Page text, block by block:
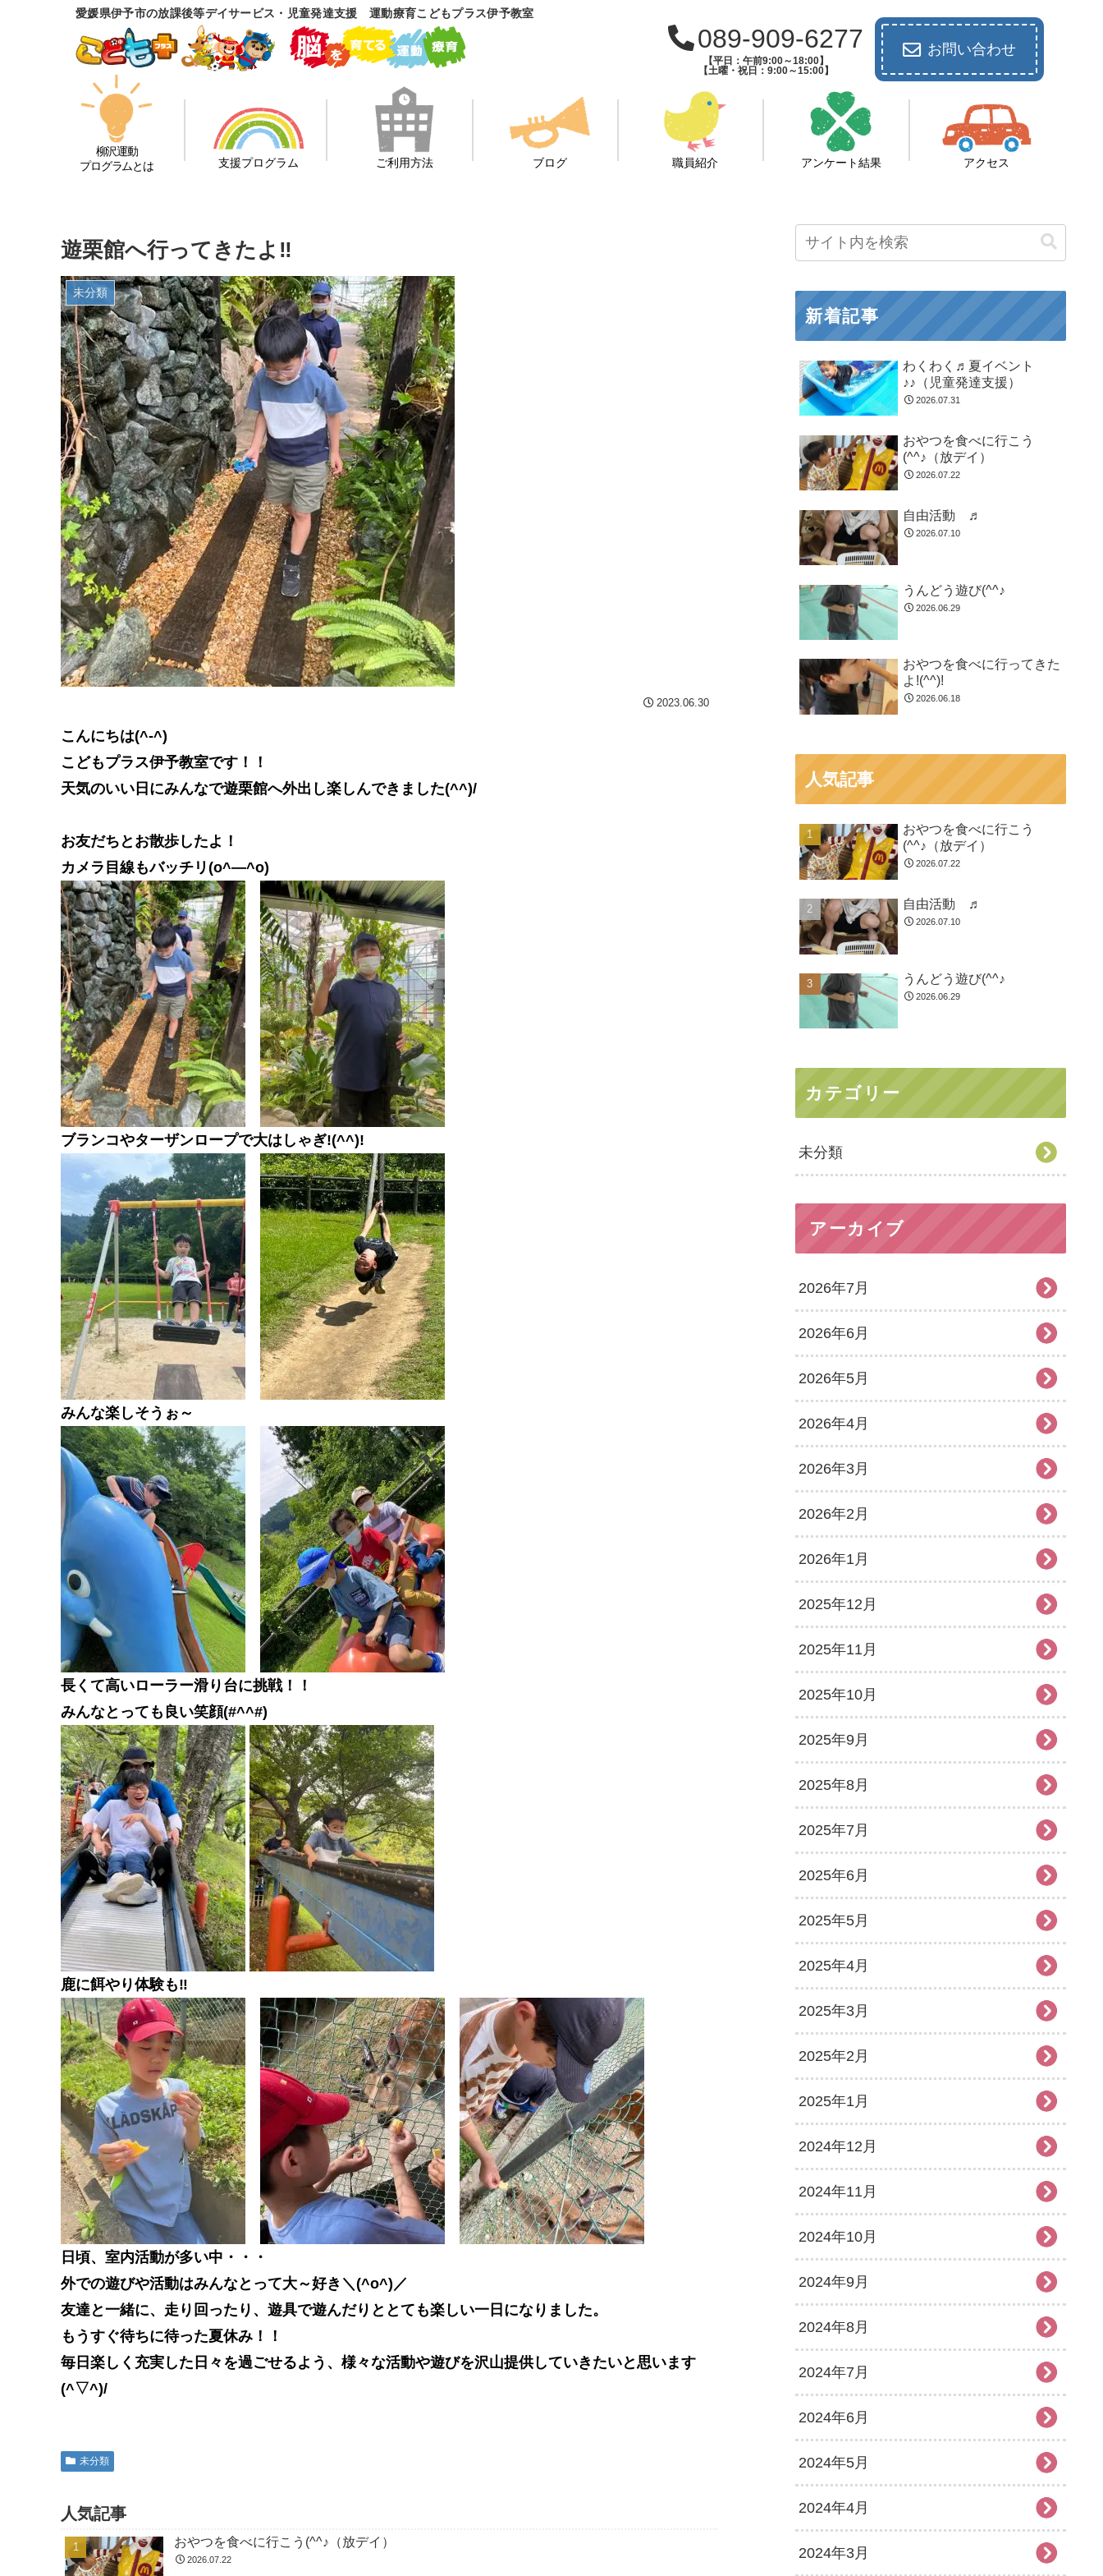
愛媛県伊予市の放課後等デイサービス・児童発達支援 運動療育こどもプラス伊予教室
089-909-6277
【平日：午前9:00～18:00】
【土曜・祝日：9:00～15:00】
お問い合わせ
柳沢運動
プログラムとは
支援プログラム ご利用方法 ブログ 職員紹介 アンケート結果 アクセス
遊栗館へ行ってきたよ‼
未分類
2023.06.30
こんにちは(^-^)
こどもプラス伊予教室です！！
天気のいい日にみんなで遊栗館へ外出し楽しんできました(^^)/
お友だちとお散歩したよ！
カメラ目線もバッチリ(o^―^o)
ブランコやターザンロープで大はしゃぎ!(^^)!
みんな楽しそうぉ～
長くて高いローラー滑り台に挑戦！！
みんなとっても良い笑顔(#^^#)
鹿に餌やり体験も‼
日頃、室内活動が多い中・・・
外での遊びや活動はみんなとって大～好き＼(^o^)／
友達と一緒に、走り回ったり、遊具で遊んだりととても楽しい一日になりました。
もうすぐ待ちに待った夏休み！！
毎日楽しく充実した日々を過ごせるよう、様々な活動や遊びを沢山提供していきたいと思います
(^▽^)/
未分類
人気記事
おやつを食べに行こう(^^♪（放デイ）
2026.07.22
新着記事
わくわく♬夏イベント
♪♪（児童発達支援）
2026.07.31
おやつを食べに行こう
(^^♪（放デイ）
2026.07.22
自由活動 ♬
2026.07.10
うんどう遊び(^^♪
2026.06.29
おやつを食べに行ってきた
よ!(^^)!
2026.06.18
人気記事
おやつを食べに行こう
(^^♪（放デイ）
2026.07.22
自由活動 ♬
2026.07.10
うんどう遊び(^^♪
2026.06.29
カテゴリー
未分類
アーカイブ
2026年7月
2026年6月
2026年5月
2026年4月
2026年3月
2026年2月
2026年1月
2025年12月
2025年11月
2025年10月
2025年9月
2025年8月
2025年7月
2025年6月
2025年5月
2025年4月
2025年3月
2025年2月
2025年1月
2024年12月
2024年11月
2024年10月
2024年9月
2024年8月
2024年7月
2024年6月
2024年5月
2024年4月
2024年3月